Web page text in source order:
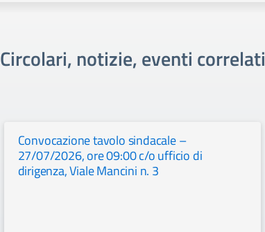
Circolari, notizie, eventi correlati
Convocazione tavolo sindacale –
27/07/2026, ore 09:00 c/o ufficio di
dirigenza, Viale Mancini n. 3